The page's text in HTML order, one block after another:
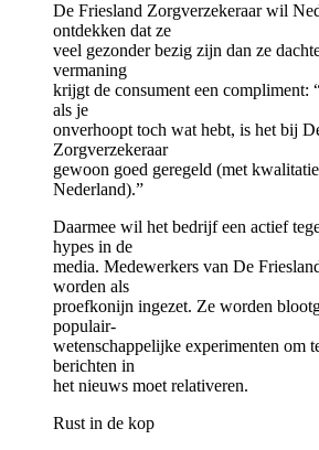
De Friesland Zorgverzekeraar wil
ontdekken dat ze
veel gezonder bezig zijn dan ze
vermaning
krijgt de consument een compliment:
als je
onverhoopt toch wat hebt, is het bij
Zorgverzekeraar
gewoon goed geregeld (met
Nederland).”
Daarmee wil het bedrijf een actief
hypes in de
media. Medewerkers van De
worden als
proefkonijn ingezet. Ze worden
populair-
wetenschappelijke experimenten om
berichten in
het nieuws moet relativeren.
Rust in de kop